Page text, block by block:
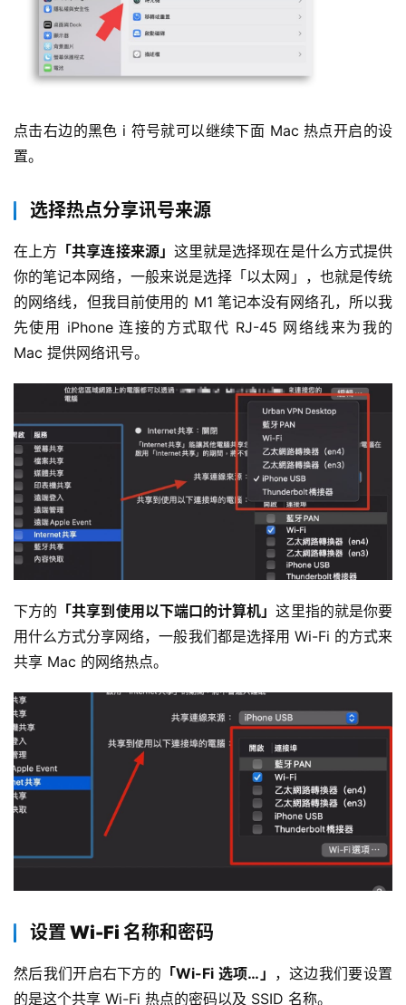
点击右边的黑色 i 符号就可以继续下面 Mac 热点开启的设
置。
选择热点分享讯号来源
在上方 「共享连接来源」 这里就是选择现在是什么方式提供
你的笔记本网络，一般来说是选择「以太网」，也就是传统
的网络线，但我目前使用的 M1 笔记本没有网络孔，所以我
先使用 iPhone 连接的方式取代 RJ-45 网络线来为我的
Mac 提供网络讯号。
下方的 「共享到使用以下端口的计算机」这里指的就是你要
用什么方式分享网络，一般我们都是选择用 Wi-Fi 的方式来
共享 Mac 的网络热点。
设置 Wi-Fi 名称和密码
然后我们开启右下方的 「Wi-Fi 选项…」 ，这边我们要设置
的是这个共享 Wi-Fi 热点的密码以及 SSID 名称。